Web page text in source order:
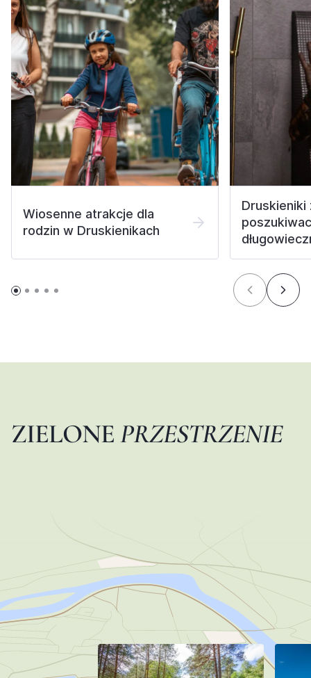
Wiosenne atrakcje dla
rodzin w Druskienikach
Druskieniki
ZIELONEPRZESTRZENIE